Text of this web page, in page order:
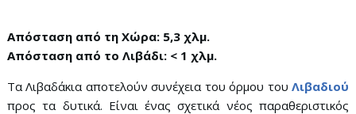
Απόσταση από τη Χώρα: 5,3 χλμ.
Απόσταση από το Λιβάδι: < 1 χλμ.
Τα Λιβαδάκια αποτελούν συνέχεια του όρμου τουΛιβαδιού
προς τα δυτικά. Είναι ένας σχετικά νέος παραθεριστικός